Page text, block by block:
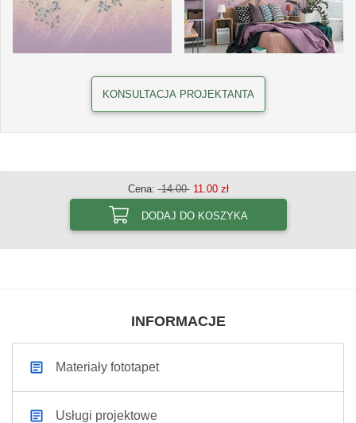
KONSULTACJA PROJEKTANTA
Cena:14.0011.00 zł
DODAJ DO KOSZYKA
INFORMACJE
Materiały fototapet
Usługi projektowe